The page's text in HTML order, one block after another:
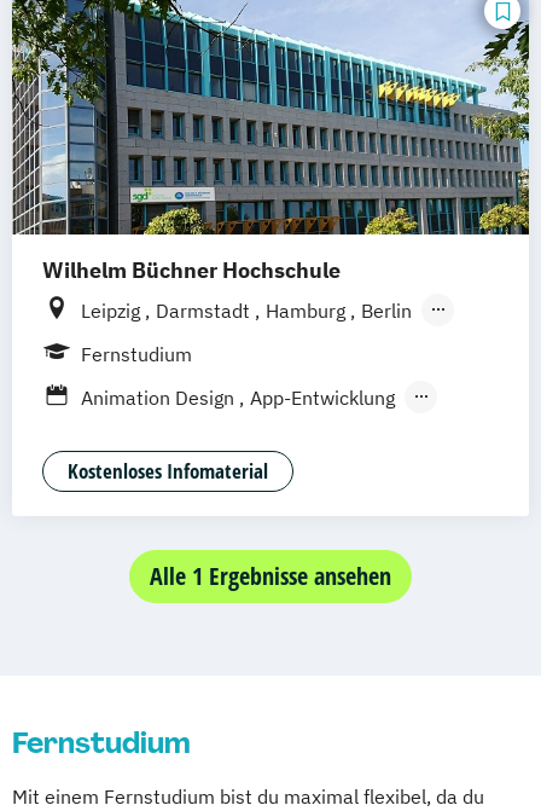
Wilhelm Büchner Hochschule
Leipzig Darmstadt Hamburg
Berlin
Hannover
Zürich Rostock Dortmund
Fernstudium
Animation Design
App-Entwicklung
Game Development
Industriedesign
Kommunikationsdesign
Kostenloses Infomaterial
Alle 1 Ergebnisse ansehen
Fernstudium
Mit einem Fernstudium bist du maximal flexibel, da du